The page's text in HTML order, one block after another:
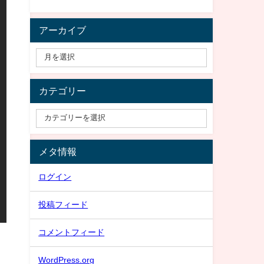
アーカイブ
カテゴリー
メタ情報
ログイン
投稿フィード
コメントフィード
WordPress.org